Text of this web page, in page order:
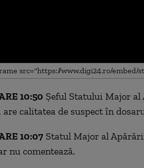
10:50 Șeful Statului Major
are calitatea de suspect în
10:07Statul Major al
nu comentează.